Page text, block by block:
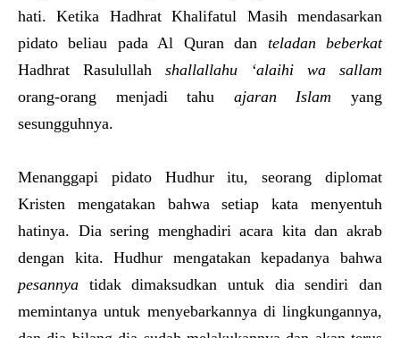
hati. Ketika Hadhrat Khalifatul Masih mendasarkan
pidato beliau pada Al Quran dan teladan beberkat
Hadhrat Rasulullah shallallahu ‘alaihi wa sallam
orang-orang menjadi tahu ajaran Islam yang
sesungguhnya.
Menanggapi pidato Hudhur itu, seorang diplomat
Kristen mengatakan bahwa setiap kata menyentuh
hatinya. Dia sering menghadiri acara kita dan akrab
dengan kita. Hudhur mengatakan kepadanya bahwa
pesannya tidak dimaksudkan untuk dia sendiri dan
memintanya untuk menyebarkannya di lingkungannya,